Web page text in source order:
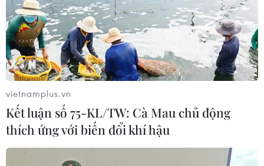
vietnamplus.vn
Kết luận số 75-KL/TW: Cà Mau chủ động
thích ứng với biến đổi khí hậu